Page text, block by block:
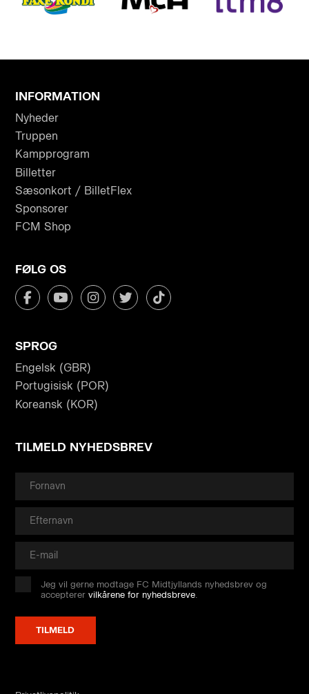
INFORMATION
Nyheder
Truppen
Kampprogram
Billetter
Sæsonkort / BilletFlex
Sponsorer
FCM Shop
FØLG OS
SPROG
Engelsk (GBR)
Portugisisk (POR)
Koreansk (KOR)
TILMELD NYHEDSBREV
Jeg vil gerne modtage FC Midtjyllands nyhedsbrev og
accepterervilkårene for nyhedsbreve.